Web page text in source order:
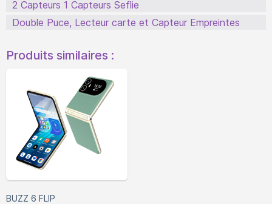
2 Capteurs 1 Capteurs Seflie
Double Puce, Lecteur carte et Capteur Empreintes
Produits similaires :
BUZZ 6 FLIP